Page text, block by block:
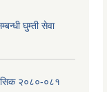
घुम्ती सेवा
२०८०-०८१